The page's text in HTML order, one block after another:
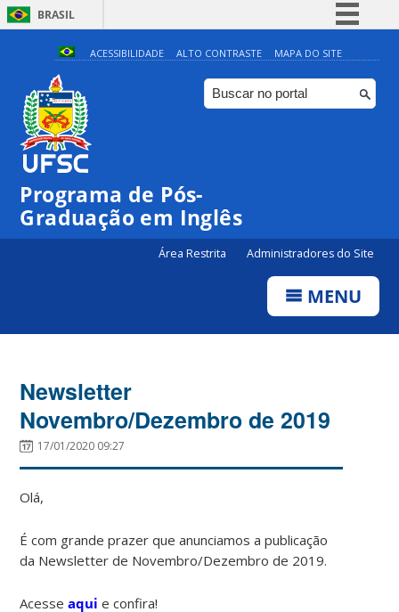
BRASIL
Simplifique!
Comunica BR
Participe
ACESSIBILIDADE ALTO CONTRASTE MAPA DO SITE
Programa de Pós-
Graduação em Inglês
Área Restrita Administradores do Site
MENU
Newsletter
Novembro/Dezembro de 2019
17/01/2020 09:27
Olá,
É com grande prazer que anunciamos a publicação
da Newsletter de Novembro/Dezembro de 2019.
Acesseaqui e confira!